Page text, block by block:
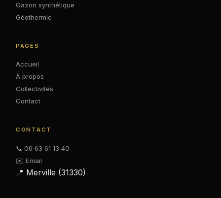
Gazon synthétique
Géothermie
PAGES
Accueil
À propos
Collectivités
Contact
CONTACT
📞 06 63 61 13 40
✉️ Email
📍 Merville (31330)